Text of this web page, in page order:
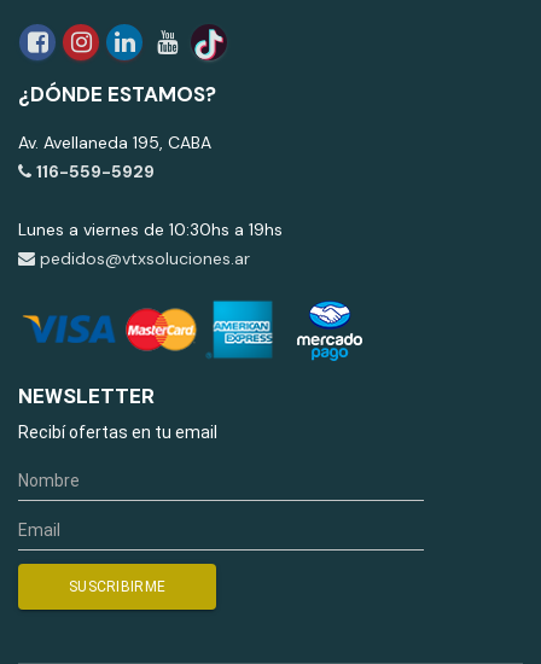
¿DÓNDE ESTAMOS?
Av. Avellaneda 195, CABA
116-559-5929
Lunes a viernes de 10:30hs a 19hs
pedidos@vtxsoluciones.ar
NEWSLETTER
Recibí ofertas en tu email